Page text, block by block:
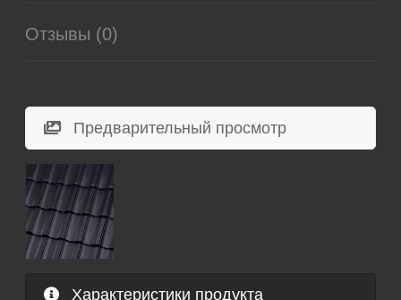
Отзывы (0)
Предварительный просмотр
Характеристики продукта